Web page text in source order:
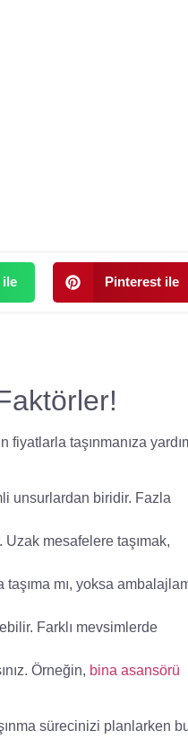
ile Pinterest ile
taşınmanıza
unsurlardan biridir. Fazla
mesafelere taşımak,
taşıma mı, yoksa
Farklı mevsimlerde
Örneğin, bina asansörü
sürecinizi planlarken